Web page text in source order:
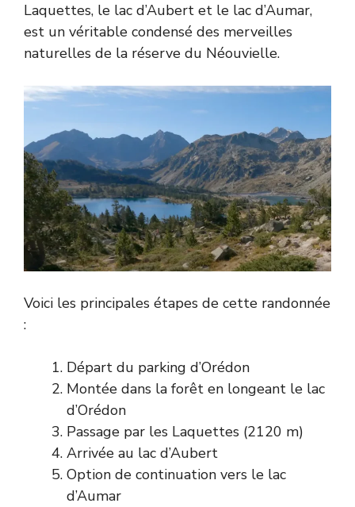
Laquettes, le lac d’Aubert et le lac d’Aumar,
est un véritable condensé des merveilles
naturelles de la réserve du Néouvielle.
Voici les principales étapes de cette randonnée
:
Départ du parking d’Orédon
Montée dans la forêt en longeant le lac
d’Orédon
Passage par les Laquettes (2120 m)
Arrivée au lac d’Aubert
Option de continuation vers le lac
d’Aumar